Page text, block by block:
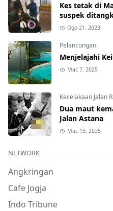
Kes tetak di
suspek
Ogo 21, 2023
Pelancongan
Menjelajahi
Mac 7, 2025
Kecelakaan Jalan
Dua maut
Jalan Astana
Mac 13, 2025
NETWORK
Angkringan
Cafe Jogja
Indo Tribune